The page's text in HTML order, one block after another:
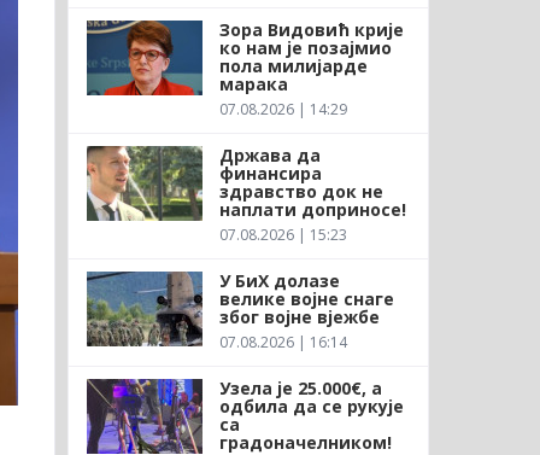
Зора Видовић крије
ко нам је позајмио
пола милијарде
марака
07.08.2026 | 14:29
Држава да
финансира
здравство док не
наплати доприносе!
07.08.2026 | 15:23
У БиХ долазе
велике војне снаге
због војне вјежбе
07.08.2026 | 16:14
Узела је 25.000€, а
одбила да се рукује
са
градоначелником!